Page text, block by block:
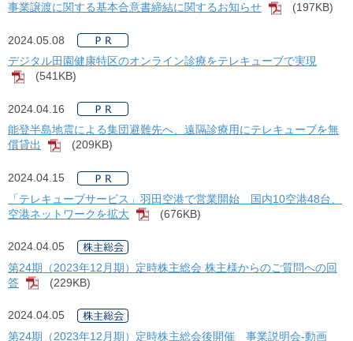
事業譲渡に関する基本合意書締結に関するお知らせ
[PDF]
(197KB)
2024.05.08
デジタル田園健康特区のオンライン診療をテレキューブで実現
[PDF]
(541KB)
2024.04.16
能登半島地震による集団避難先へ、遠隔診療用にテレキューブを無
償貸出
[PDF]
(209KB)
2024.04.15
「テレキューブサービス」羽田空港で営業開始 国内10空港48台、
空港ネットワークを拡大
[PDF]
(676KB)
2024.04.05
第24期（2023年12月期）定時株主総会 株主様からのご質問への回
答
[PDF]
(229KB)
2024.04.05
第24期（2023年12月期）定時株主総会後開催 事業説明会-動画